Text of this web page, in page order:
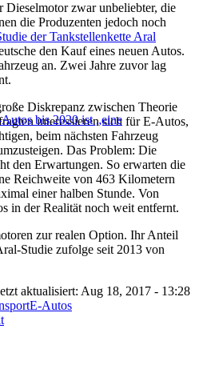
zwar unbeliebter, die
die Produzenten jedoch noch
der Tankstellenkette Aral
den Kauf eines neuen Autos.
an. Zwei Jahre zuvor lag
bis 2020 ist „eine
Diskrepanz zwischen Theorie
interessieren sich für E-Autos,
beim nächsten Fahrzeug
Das Problem: Die
den Erwartungen. So erwarten die
Reichweite von 463 Kilometern
einer halben Stunde. Von
in der Realität noch weit entfernt.
zur realen Option. Ihr Anteil
Studie zufolge seit 2013 von
aktualisiert: Aug 18, 2017 - 13:28
E-Autos